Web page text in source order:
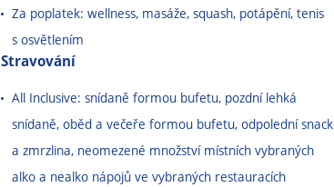
Za poplatek: wellness, masáže, squash, potápění, tenis
s osvětlením
Stravování
All Inclusive: snídaně formou bufetu, pozdní lehká
snídaně, oběd a večeře formou bufetu, odpolední snack
a zmrzlina, neomezené množství místních vybraných
alko a nealko nápojů ve vybraných restauracích